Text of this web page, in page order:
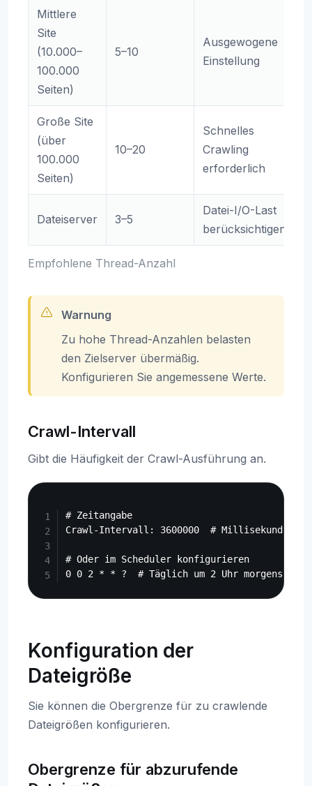
Empfohlene Thread-Anzahl
Mittlere
Site
(10.000–
100.000
Seiten)
5–10
Ausgewogene
Einstellung
Große Site
(über
100.000
Seiten)
10–20
Schnelles
Crawling
erforderlich
Dateiserver 3–5
Datei-I/O-Last
berücksichtigen
Warnung
Zu hohe Thread-Anzahlen belasten
den Zielserver übermäßig.
Konfigurieren Sie angemessene Werte.
Crawl-Intervall
Gibt die Häufigkeit der Crawl-Ausführung an.
# Zeitangabe
Crawl-Intervall: 3600000  # Millisekunden (1
# Oder im Scheduler konfigurieren
Konfiguration der
Dateigröße
Sie können die Obergrenze für zu crawlende
Dateigrößen konfigurieren.
Obergrenze für abzurufende